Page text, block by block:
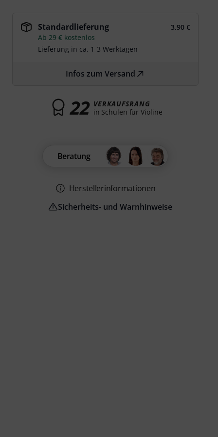
Standardlieferung
3,90 €
Ab 29 € kostenlos
Lieferung in ca. 1-3 Werktagen
Infos zum Versand
22 VERKAUFSRANG
in Schulen für Violine
Beratung
Herstellerinformationen
Sicherheits- und Warnhinweise